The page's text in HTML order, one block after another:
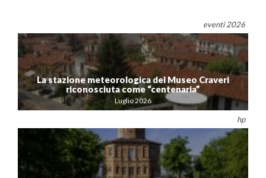
eventi 2026
La stazione meteorologica del Museo Craveri
riconosciuta come “centenaria”
Luglio 2026
hp